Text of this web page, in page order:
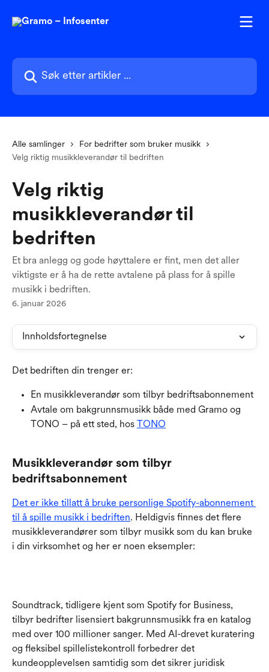
Søk etter artikler ...
Alle samlinger
For bedrifter som bruker musikk
Velg riktig musikkleverandør til bedriften
Velg riktig
musikkleverandør til
bedriften
Et bra anlegg og gode høyttalere er fint, men det aller
viktigste er å ha de rette avtalene på plass for å spille
musikk i bedriften.
6. januar 2026
Innholdsfortegnelse
Det bedriften din trenger er:
En musikkleverandør som tilbyr bedriftsabonnement
Avtale om bakgrunnsmusikk både med Gramo og
TONO – på ett sted, hos
TONO
Musikkleverandør som tilbyr
bedriftsabonnement
Det er ikke tillatt å bruke personlige Spotify-abonnement
til å spille musikk i bedriften. Heldigvis finnes det flere
musikkleverandører som tilbyr musikk som du kan bruke
i din virksomhet og her er noen eksempler:
Soundtrack, tidligere kjent som Spotify for Business,
tilbyr bedrifter lisensiert bakgrunnsmusikk fra en katalog
med over 100 millioner sanger. Med AI-drevet kuratering
og fleksibel spillelistekontroll forbedrer det
kundeopplevelsen samtidig som det sikrer juridisk